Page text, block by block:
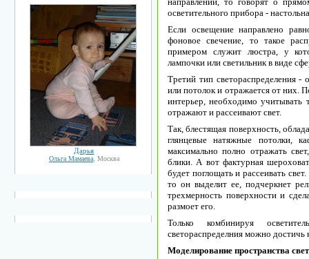
Дарья
Ольга Мамаева, Москва
осветительного прибора -
Если освещение направлено
фоновое свечение, то такое
примером служит люстра, у
лампочки или светильник в виде
Третий тип светораспределения
или потолок и отражается от них.
интерьер, необходимо учитывать
отражают и рассеивают свет.
Так, блестящая поверхность,
глянцевые натяжные потолки,
максимально полно отражать
блики. А вот фактурная
будет поглощать и рассеивать
то он выделит ее, подчеркнет
трехмерность поверхности и
размоет его.
Только комбинируя
светораспределния можно
Моделирование пространства